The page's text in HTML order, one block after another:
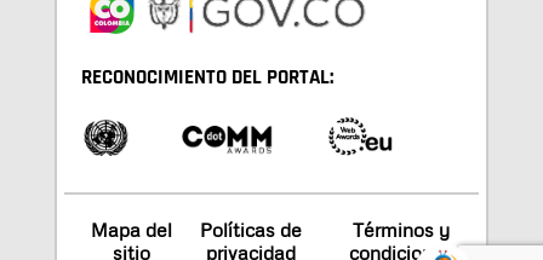
RECONOCIMIENTO DEL PORTAL:
Mapa del
sitio
Políticas de
privacidad
Términos y
condiciones